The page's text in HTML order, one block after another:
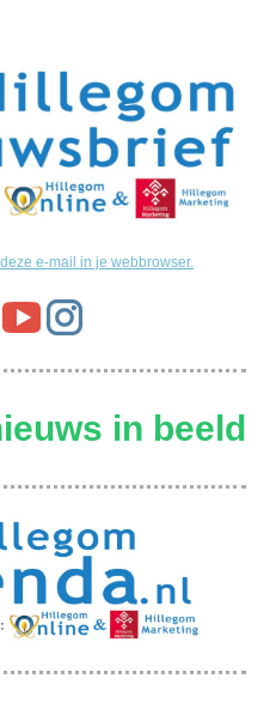
e-mail in je webbrowser.
in beeld